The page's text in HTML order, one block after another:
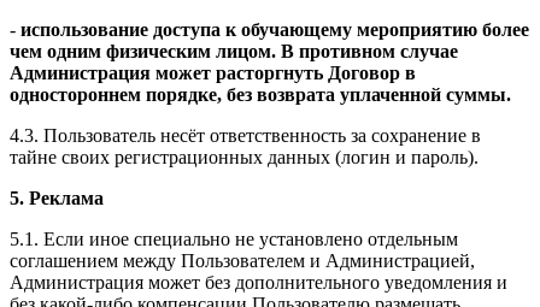
- использование доступа к обучающему мероприятию более
чем одним физическим лицом. В противном случае
Администрация может расторгнуть Договор в
одностороннем порядке, без возврата уплаченной суммы.
4.3. Пользователь несёт ответственность за сохранение в
тайне своих регистрационных данных (логин и пароль).
5. Реклама
5.1. Если иное специально не установлено отдельным
соглашением между Пользователем и Администрацией,
Администрация может без дополнительного уведомления и